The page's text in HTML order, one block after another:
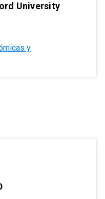
University
y